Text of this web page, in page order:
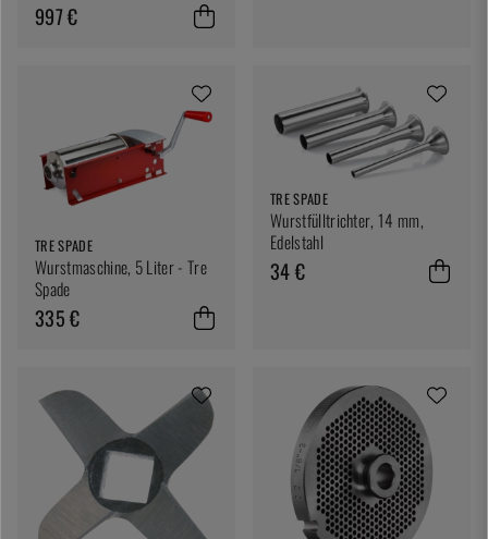
997 €
TRE SPADE
Wurstmaschine, 5 Liter - Tre
Spade
335 €
TRE SPADE
Wurstfülltrichter, 14 mm,
Edelstahl
34 €